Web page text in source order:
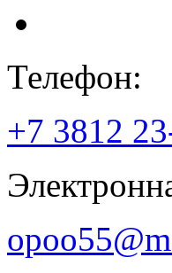
Телефон:
+7 3812